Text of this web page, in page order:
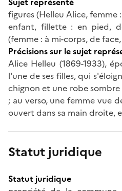
figures (Helleu Alice,
enfant, fillette : en pied,
(femme : à mi-corps, de
Précisions sur le sujet
Alice Helleu (1869-1933),
l'une de ses filles, qui
chignon et une robe
; au verso, une femme vue
ouvert dans sa main droite,
Statut juridique
Statut juridique